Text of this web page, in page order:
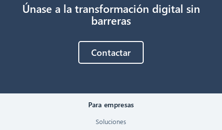
Únase a la transformación digital sin
barreras
Contactar
Para empresas
Soluciones